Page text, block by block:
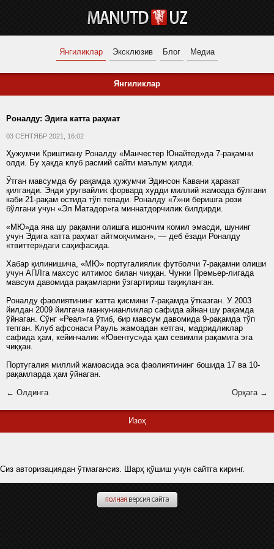
Янгиликлар Эксклюзив Блог Медиа
Янгиликлар
Роналду: Эдига катта раҳмат
03 СЕНТЯБР 2021, 16:02
Ҳужумчи Криштиану Роналду «Манчестер Юнайтед»да 7-рақамни
олди. Бу ҳақда клуб расмий сайти маълум қилди.
Ўтган мавсумда бу рақамда ҳужумчи Эдинсон Кавани ҳаракат
қилганди. Энди уругвайлик форвард худди миллий жамоада бўлгани
каби 21-рақам остида тўп тепади. Роналду «7»ни беришга рози
бўлгани учун «Эл Матадор»га миннатдорчилик билдирди.
«МЮ»да яна шу рақамни олишга ишончим комил эмасди, шунинг
учун Эдига катта раҳмат айтмоқчиман», — деб ёзади Роналду
«твиттер»даги саҳифасида.
Хабар қилинишича, «МЮ» португалиялик футболчи 7-рақамни олиши
учун АПЛга махсус илтимос билан чиққан. Чунки Премьер-лигада
мавсум давомида рақамларни ўзгартириш тақиқланган.
Роналду фаолиятининг катта қисмини 7-рақамда ўтказган. У 2003
йилдан 2009 йилгача манкунианликлар сафида айнан шу рақамда
ўйнаган. Сўнг «Реал»га ўтиб, бир мавсум давомида 9-рақамда тўп
тепган. Клуб афсонаси Рауль жамоадан кетгач, мадридликлар
сафида ҳам, кейинчалик «Ювентус»да ҳам севимли рақамига эга
чиққан.
Португалия миллий жамоасида эса фаолиятининг бошида 17 ва 10-
рақамларда ҳам ўйнаган.
← Олдинга
Орқага →
Изоҳ
Сиз авторизациядан ўтмагансиз. Шарҳ қўшиш учун сайтга киринг.